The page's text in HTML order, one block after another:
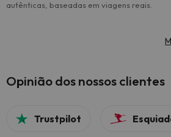
autênticas, baseadas em viagens reais.
Opinião dos nossos clientes
Trustpilot